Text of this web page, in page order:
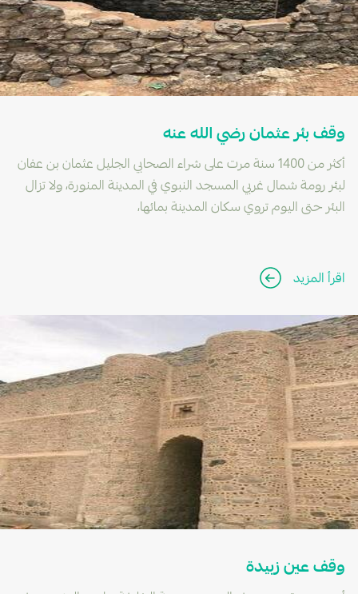
وقف بئر عثمان رضي الله عنه
أكثر من 1400 سنة مرت على شراء الصحابي الجليل عثمان بن عفان
لبئر رومة شمال غربي المسجد النبوي في المدينة المنورة، ولا تزال
البئر حتى اليوم تروي سكان المدينة بمائها،
اقرأ المزيد
وقف عين زبيدة